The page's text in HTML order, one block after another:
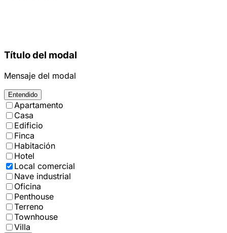
Título del modal
Mensaje del modal
Entendido
Apartamento
Casa
Edificio
Finca
Habitación
Hotel
Local comercial
Nave industrial
Oficina
Penthouse
Terreno
Townhouse
Villa